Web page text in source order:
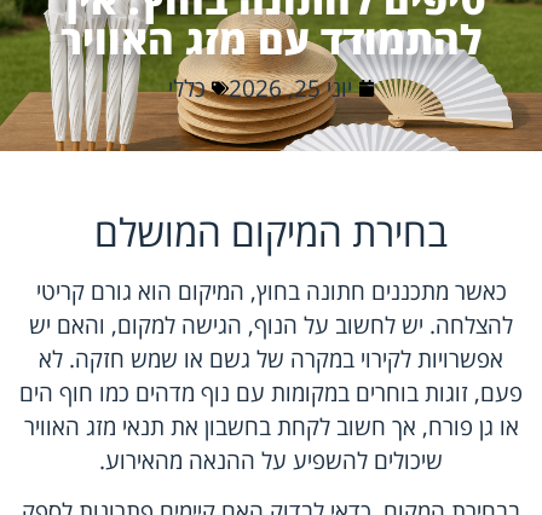
להתמודד עם מזג האוויר
יוני 25, 2026 כללי
בחירת המיקום המושלם
כאשר מתכננים חתונה בחוץ, המיקום הוא גורם קריטי
להצלחה. יש לחשוב על הנוף, הגישה למקום, והאם יש
אפשרויות לקירוי במקרה של גשם או שמש חזקה. לא
פעם, זוגות בוחרים במקומות עם נוף מדהים כמו חוף הים
או גן פורח, אך חשוב לקחת בחשבון את תנאי מזג האוויר
שיכולים להשפיע על ההנאה מהאירוע.